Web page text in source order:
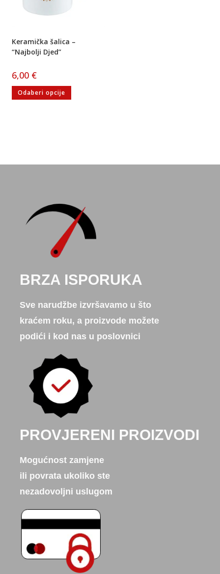
Keramička šalica –
“Najbolji Djed”
6,00 €
Odaberi opcije
BRZA ISPORUKA
Sve narudžbe izvršavamo u što
kraćem roku, a proizvode možete
podići i kod nas u poslovnici
PROVJERENI PROIZVODI
Mogućnost zamjene
ili povrata ukoliko ste
nezadovoljni uslugom